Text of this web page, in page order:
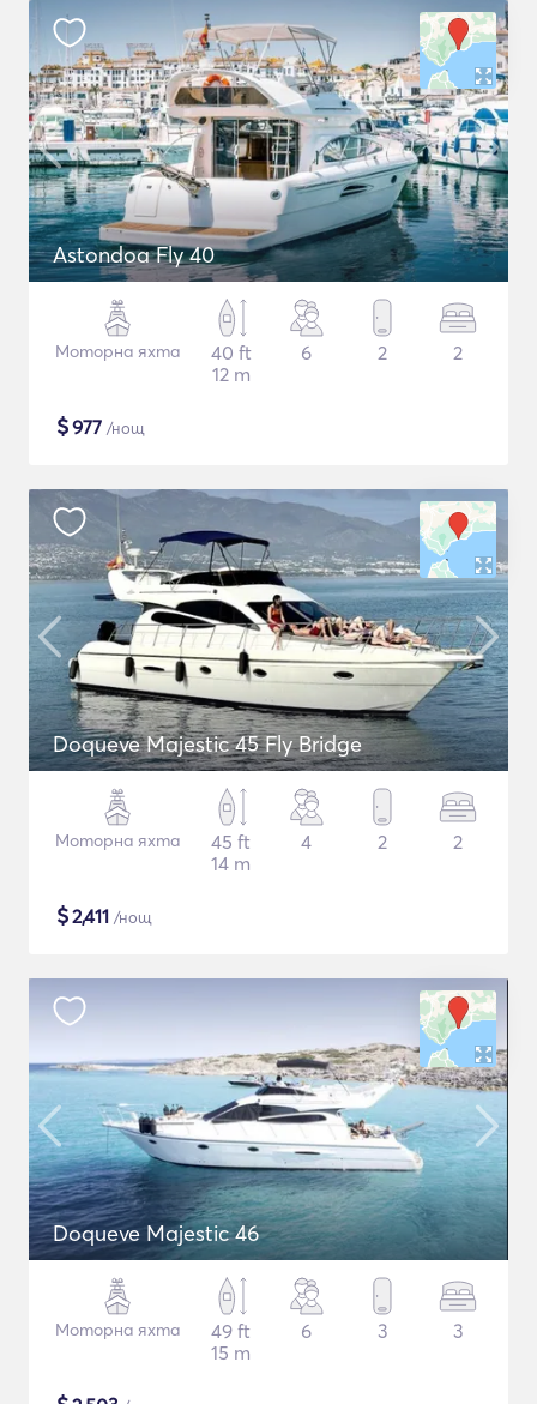
Astondoa Fly 40
Моторна яхта
40 ft
12 m
6 2 2
$977 /нощ
Doqueve Majestic 45 Fly Bridge
Моторна яхта
45 ft
14 m
4 2 2
$2,411 /нощ
Doqueve Majestic 46
Моторна яхта
49 ft
15 m
6 3 3